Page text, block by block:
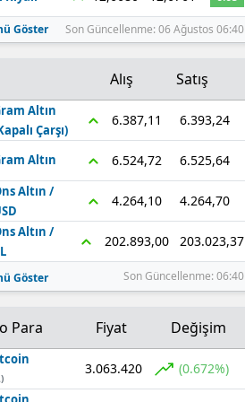
Göster Son Güncellenme: 06 Ağustos 06:40
Alış Satış
Altın
Çarşı)
6.387,11 6.393,24
Altın 6.524,72 6.525,64
Altın /
4.264,10 4.264,70
Altın /
202.893,00 203.023,37
Göster Son Güncellenme: 06:40
Para Fiyat Değişim
3.063.420 (0.672%)